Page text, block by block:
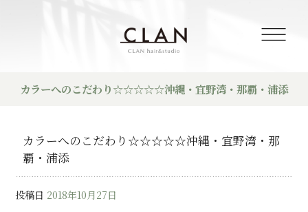
カラーへのこだわり☆☆☆☆☆沖縄・宜野湾・那覇・浦添
カラーへのこだわり☆☆☆☆☆沖縄・宜野湾・那
覇・浦添
投稿日 2018年10月27日